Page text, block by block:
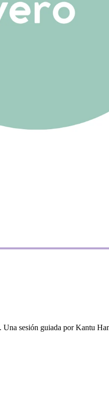
sesión guiada por Kantu